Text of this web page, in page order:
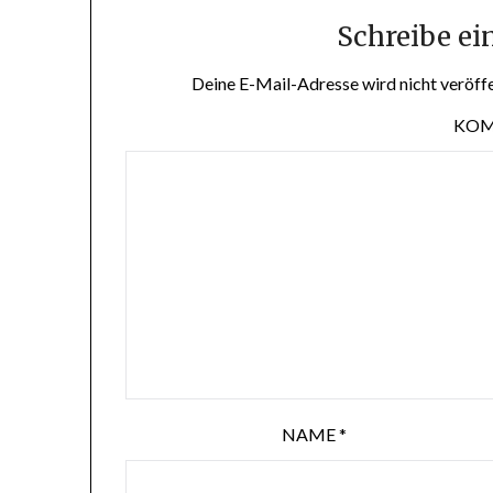
Schreibe
Deine E-Mail-Adresse wird nicht
NAME*